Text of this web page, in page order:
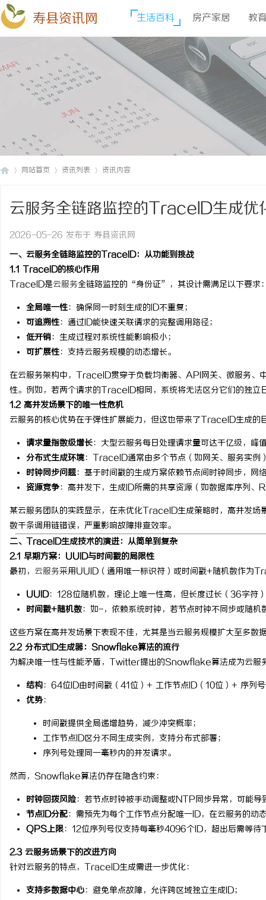
寿县资讯网 生活百科 房产家居 教
网站首页 资讯列表 资讯内容
云服务全链路监控的TraceID生成优
2026-05-26 发布于 寿县资讯网
一、云服务全链路监控的TraceID：从功能到挑战
1.1 TraceID的核心作用
TraceID是云服务全链路监控的“身份证”，其设计需满足以下要求
全局唯一性：确保同一时刻生成的ID不重复；
可追溯性：通过ID能快速关联请求的完整调用路径；
低开销：生成过程对系统性能影响极小；
可扩展性：支持云服务规模的动态增长。
在云服务架构中，TraceID贯穿于负载均衡器、API网关、微服务、
性。例如，若两个请求的TraceID相同，系统将无法区分它们的独立
1.2 高并发场景下的唯一性危机
云服务的核心优势在于弹性扩展能力，但这也带来了TraceID生成的
请求量指数级增长：大型云服务每日处理请求量可达千亿级，峰
分布式生成环境：TraceID通常由多个节点（如网关、服务实例
时钟同步问题：基于时间戳的生成方案依赖节点间时钟同步，网
资源竞争：高并发下，生成ID所需的共享资源（如数据库序列
某云服务团队的实践显示，在未优化TraceID生成策略时，高并发场
数千条调用链错误，严重影响故障排查效率。
二、TraceID生成技术的演进：从简单到复杂
2.1 早期方案：UUID与时间戳的局限性
最初， 云服务采用UUID（通用唯一标识符）或时间戳+随机数作为
UUID：128位随机数，理论上唯一性高，但长度过长（36字符
时间戳+随机数：如-，依赖系统时钟，若节点时钟不同步或随机
这些方案在高并发场景下表现不佳，尤其是当云服务规模扩大至多数
2.2 分布式ID生成器：Snowflake算法的流行
为解决唯一性与性能矛盾，Twitter提出的Snowflake算法成为云服
结构：64位ID由时间戳（41位）+ 工作节点ID（10位）+ 序列
优势：
时间戳提供全局递增趋势，减少冲突概率；
工作节点ID区分不同生成实例，支持分布式部署；
序列号处理同一毫秒内的并发请求。
然而，Snowflake算法仍存在隐含约束：
时钟回拨风险：若节点时钟被手动调整或NTP同步异常，可能导
节点ID分配：需预先为每个工作节点分配唯一ID，在云服务的动
QPS上限：12位序列号仅支持每毫秒4096个ID，超出后需等待
2.3 云服务场景下的改进方向
针对云服务的特点，TraceID生成需进一步优化：
支持多数据中心：避免单点故障，允许跨区域独立生成ID；
揭秘！专业充电桩项目软件开发商，
哪些行业秘诀？